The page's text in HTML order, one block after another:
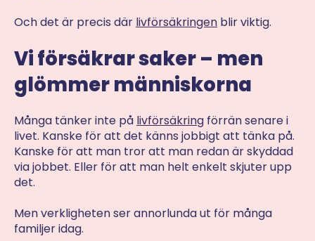
Och det är precis där livförsäkringen blir viktig.
Vi försäkrar saker – men
glömmer människorna
Många tänker inte på livförsäkring förrän senare i
livet. Kanske för att det känns jobbigt att tänka på.
Kanske för att man tror att man redan är skyddad
via jobbet. Eller för att man helt enkelt skjuter upp
det.
Men verkligheten ser annorlunda ut för många
familjer idag.